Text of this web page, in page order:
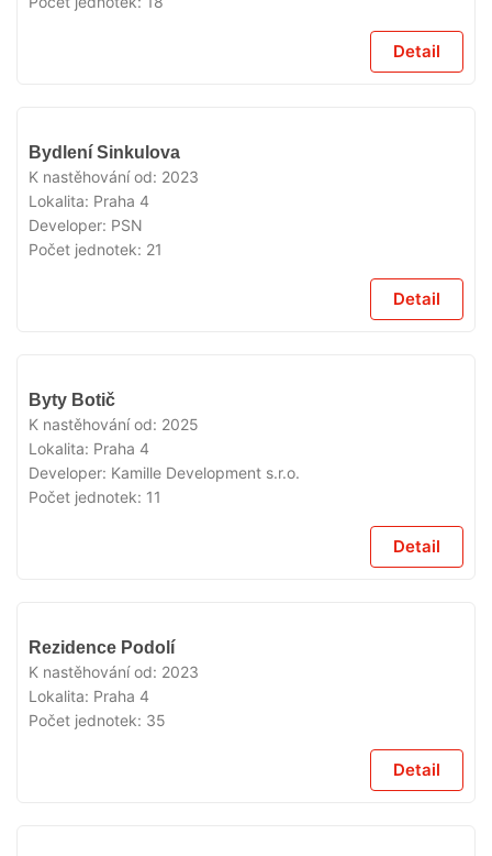
Detail
Bydlení Sinkulova
K nastěhování od: 2023
Lokalita: Praha 4
Developer: PSN
Počet jednotek: 21
Detail
Byty Botič
K nastěhování od: 2025
Lokalita: Praha 4
Developer: Kamille Development s.r.o.
Počet jednotek: 11
Detail
Rezidence Podolí
K nastěhování od: 2023
Lokalita: Praha 4
Počet jednotek: 35
Detail